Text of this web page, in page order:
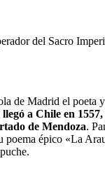
del Sacro
de Madrid el poeta
a Chile en
de Mendoza.
poema épico «La